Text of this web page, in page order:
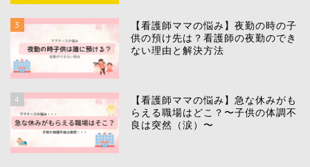
3
【看護師ママの悩み】夜勤の時の子
供の預け先は？看護師の夜勤のでき
ない理由と解決方法
4
【看護師ママの悩み】急な休みがも
らえる職場はどこ？〜子供の体調不
良は突然（涙）〜